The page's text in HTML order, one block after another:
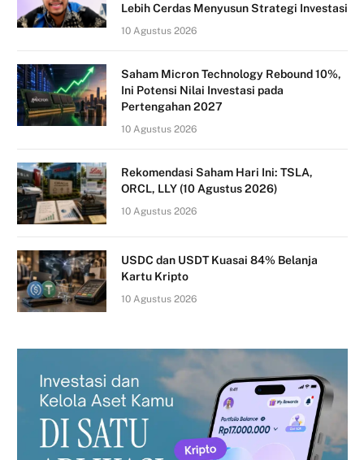
Lebih Cerdas Menyusun Strategi Investasi
10 Agustus 2026
Saham Micron Technology Rebound 10%,
Ini Potensi Nilai Investasi pada
Pertengahan 2027
10 Agustus 2026
Rekomendasi Saham Hari Ini: TSLA,
ORCL, LLY (10 Agustus 2026)
10 Agustus 2026
USDC dan USDT Kuasai 84% Belanja
Kartu Kripto
10 Agustus 2026